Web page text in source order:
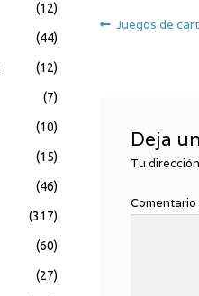
Anterior:
Juegos de
Deja
Tu
Comentario
(12)
(44)
(12)
(7)
(10)
(15)
(46)
(317)
(60)
(27)